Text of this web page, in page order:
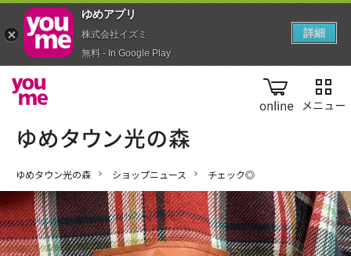
online
ゆめタウン光の森 ショップニュース チェック◎
ゆめアプ‪リ‬
株式会社イズミ
無料 - In Google Play
詳細